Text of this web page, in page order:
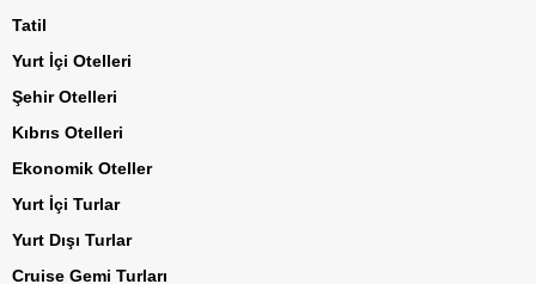
Tatil
Yurt İçi Otelleri
Şehir Otelleri
Kıbrıs Otelleri
Ekonomik Oteller
Yurt İçi Turlar
Yurt Dışı Turlar
Cruise Gemi Turları